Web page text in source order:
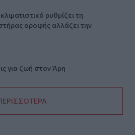
ρυθμίζει τη
οροφής αλλάζει την
για ζωή στον Άρη